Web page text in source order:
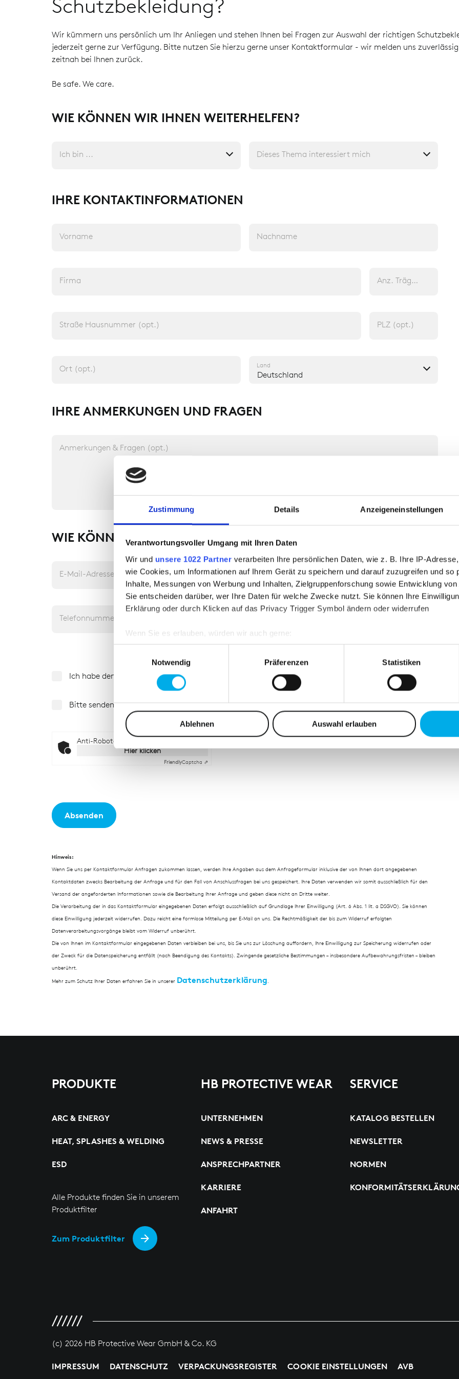
Zustimmung Details Anzeigeneinstellungen
Verantwortungsvoller Umgang mit Ihren Daten
Wir und unsere 1022 Partner verarbeiten Ihre persönlichen Daten, wie z. B. Ihre IP-
wie Cookies, um Informationen auf Ihrem Gerät zu speichern und darauf zuzugreifen und so
Inhalte, Messungen von Werbung und Inhalten, Zielgruppenforschung sowie Entwicklung
Sie entscheiden darüber, wer Ihre Daten für welche Zwecke nutzt. Sie können Ihre
Erklärung oder durch Klicken auf das Privacy Trigger Symbol ändern oder widerrufen
Wenn Sie es erlauben, würden wir auch gerne:
Informationen über Ihre geografische Lage erfassen, welche bis auf einige Meter
Ihr Gerät durch aktives Scannen nach bestimmten Merkmalen (Fingerprinting)
Erfahren Sie mehr darüber, wie Ihre persönlichen Daten verarbeitet werden, und legen Sie
Einzelheitenfest.
Wir verwenden Cookies, um Inhalte und Anzeigen zu personalisieren, Funktionen für soziale
und die Zugriffe auf unsere Website zu analysieren. Außerdem geben wir Informationen zu
Website an unsere Partner für soziale Medien, Werbung und Analysen weiter. Unsere
möglicherweise mit weiteren Daten zusammen, die Sie ihnen bereitgestellt haben oder die
der Dienste gesammelt haben.
Notwendig
Präferenzen Statistiken
Ablehnen Auswahl erlauben
Schutzbekleidung?
Wir kümmern uns persönlich um Ihr Anliegen und stehen Ihnen bei Fragen zur Auswahl der richtigen
jederzeit gerne zur Verfügung. Bitte nutzen Sie hierzu gerne unser Kontaktformular - wir melden uns
zeitnah bei Ihnen zurück.
Be safe. We care.
WIE KÖNNEN WIR IHNEN WEITERHELFEN?
Ich bin ... Dieses Thema interessiert mich
IHRE KONTAKTINFORMATIONEN
Vorname Nachname
Firma Anz. Träger (opt.)
Straße Hausnummer (opt.) PLZ (opt.)
Ort (opt.) Land
Deutschland
IHRE ANMERKUNGEN UND FRAGEN
Anmerkungen & Fragen (opt.)
WIE KÖNNEN WIR SIE ERREICHEN?
E-Mail-Adresse
Telefonnummer
Ich habe den Datenschutzhinweis (s. Hinweis am Ende des Formulars) gelesen und akzeptiere diesen.
Bitte senden Sie mir den HB-Gesamtkatalog per Post zu.
Anti-Roboter-Verifizierung
Hier klicken
FriendlyCaptcha ⇗
Absenden
Hinweis:
Wenn Sie uns per Kontaktformular Anfragen zukommen lassen, werden Ihre Angaben aus dem Anfrageformular inklusive der von Ihnen dort angegebenen
Kontaktdaten zwecks Bearbeitung der Anfrage und für den Fall von Anschlussfragen bei uns gespeichert. Ihre Daten verwenden wir somit ausschließlich für den
Versand der angeforderten Informationen sowie die Bearbeitung Ihrer Anfrage und geben diese nicht an Dritte weiter.
Die Verarbeitung der in das Kontaktformular eingegebenen Daten erfolgt ausschließlich auf Grundlage Ihrer Einwilligung (Art. 6 Abs. 1 lit. a DSGVO). Sie können
diese Einwilligung jederzeit widerrufen. Dazu reicht eine formlose Mitteilung per E-Mail an uns. Die Rechtmäßigkeit der bis zum Widerruf erfolgten
Datenverarbeitungsvorgänge bleibt vom Widerruf unberührt.
Die von Ihnen im Kontaktformular eingegebenen Daten verbleiben bei uns, bis Sie uns zur Löschung auffordern, Ihre Einwilligung zur Speicherung widerrufen oder
der Zweck für die Datenspeicherung entfällt (nach Beendigung des Kontakts). Zwingende gesetzliche Bestimmungen – insbesondere Aufbewahrungsfristen – bleiben
unberührt.
Mehr zum Schutz Ihrer Daten erfahren Sie in unserer Datenschutzerklärung
PRODUKTE
ARC & ENERGY
HEAT, SPLASHES & WELDING
ESD
Alle Produkte finden Sie in unserem
Produktfilter
Zum Produktfilter
HB PROTECTIVE WEAR
UNTERNEHMEN
NEWS & PRESSE
ANSPRECHPARTNER
KARRIERE
ANFAHRT
SERVICE
KATALOG BESTELLEN
NEWSLETTER
NORMEN
(c) 2026 HB Protective Wear GmbH & Co. KG
IMPRESSUM DATENSCHUTZ VERPACKUNGSREGISTER COOKIE EINSTELLUNGEN AVB